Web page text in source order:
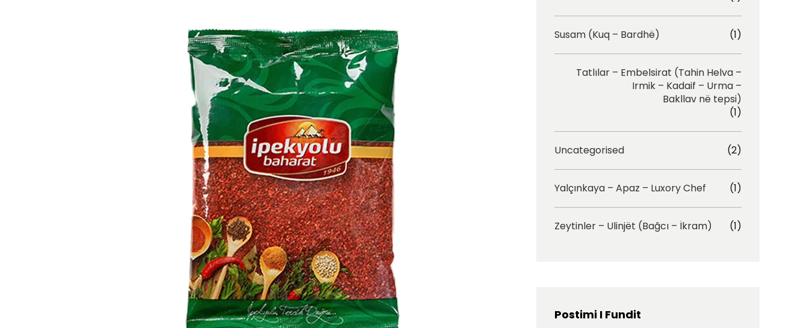
Susam (Kuq – Bardhë) (1)
Tatlılar – Embelsirat (Tahin Helva –
Irmik – Kadaif – Urma –
Bakllav në tepsi)
(1)
Uncategorised (2)
Yalçınkaya – Apaz – Luxory Chef (1)
Zeytinler – Ulinjët (Bağcı – İkram) (1)
Postimi I Fundit